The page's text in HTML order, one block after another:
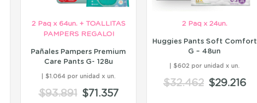
2 Paq x 64un. + TOALLITAS
PAMPERS REGALO!
Pañales Pampers Premium
Care Pants G- 128u
$1.064 por unidad
$93.891 $71.357
2 Paq x 24un.
Huggies Pants Soft Comfort
G – 48un
$602 por unidad
$32.462 $29.216